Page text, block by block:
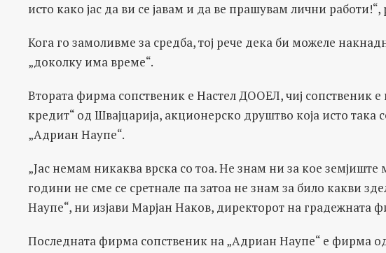
исто како јас да ви се јавам и да ве прашувам лични
Кога го замоливме за средба, тој рече дека би можеле
„доколку има време“.
Втората фирма сопственик е Настел ДООЕЛ, чиј сопственик е
кредит“ од Швајцарија, акционерско друштво која исто така
„Адриан Наупе“.
„Јас немам никаква врска со тоа. Не знам ни за кое земјиште
години не сме се сретнале па затоа не знам за било какви
Наупе“, ни изјави Марјан Наков, директорот на градежната
Последната фирма сопственик на „Адриан Наупе“ е фирма